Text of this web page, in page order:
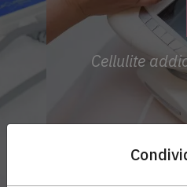
Cellulite
Vuoi ricevere in
Lasciaci il tuo